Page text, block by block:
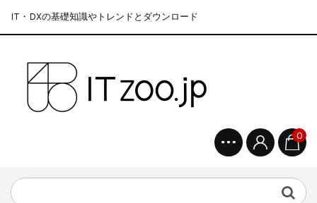
IT・DXの基礎知識やトレンドとダウンロード
0